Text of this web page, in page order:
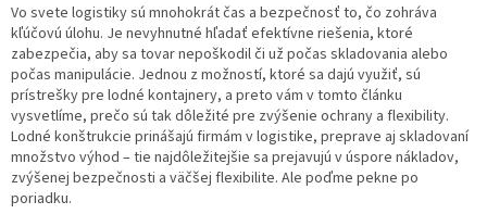
Vo svete logistiky sú mnohokrát čas a bezpečnosť to, čo zohráva
kľúčovú úlohu. Je nevyhnutné hľadať efektívne riešenia, ktoré
zabezpečia, aby sa tovar nepoškodil či už počas skladovania alebo
počas manipulácie. Jednou z možností, ktoré sa dajú využiť, sú
prístrešky pre lodné kontajnery, a preto vám v tomto článku
vysvetlíme, prečo sú tak dôležité pre zvýšenie ochrany a flexibility.
Lodné konštrukcie prinášajú firmám v logistike, preprave aj skladovaní
množstvo výhod – tie najdôležitejšie sa prejavujú v úspore nákladov,
zvýšenej bezpečnosti a väčšej flexibilite. Ale poďme pekne po
poriadku.